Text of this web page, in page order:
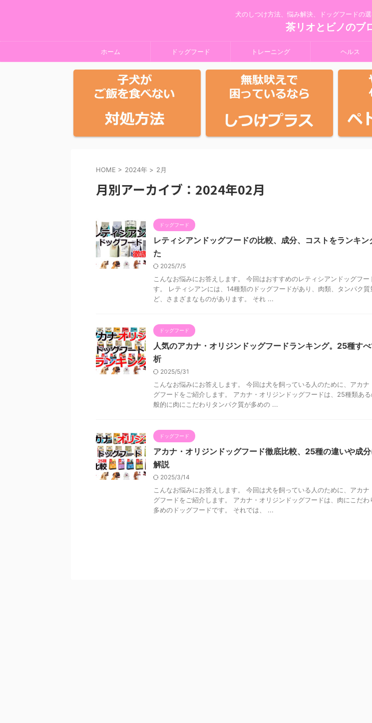
犬のしつけ方法、悩み解決、ドッグフードの
茶リオとビノのブ
ホーム ドッグフード トレーニング ヘルス
HOME > 2024年 > 2月
月別アーカイブ：2024年02月
ドッグフード
レティシアンドッグフードの比較、成分、コストをランキン
た
2025/7/5
こんなお悩みにお答えします。 今回はおすすめのレティシアンドッグフー
す。 レティシアンには、14種類のドッグフードがあり、肉類、タンパク質
ど、さまざまなものがあります。 それ ...
ドッグフード
人気のアカナ・オリジンドッグフードランキング。25種す
析
2025/5/31
こんなお悩みにお答えします。 今回は犬を飼っている人のために、アカナ
グフードをご紹介します。 アカナ・オリジンドッグフードは、25種類あ
般的に肉にこだわりタンパク質が多めの ...
ドッグフード
アカナ・オリジンドッグフード徹底比較、25種の違いや成
解説
2025/3/14
こんなお悩みにお答えします。 今回は犬を飼っている人のために、アカナ
グフードをご紹介します。 アカナ・オリジンドッグフードは、肉にこだわ
多めのドッグフードです。 それでは、 ...